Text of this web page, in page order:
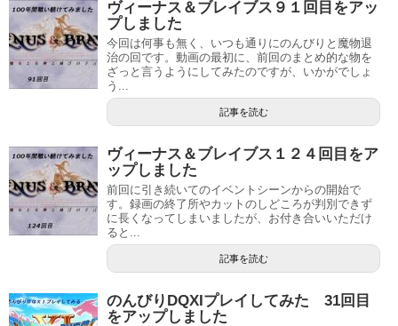
ヴィーナス＆ブレイブス９１回目をアッ
プしました
今回は何事も無く、いつも通りにのんびりと魔物退
治の回です。動画の最初に、前回のまとめ的な物を
ざっと言うようにしてみたのですが、いかがでしょ
う...
記事を読む
ヴィーナス＆ブレイブス１２４回目をア
ップしました
前回に引き続いてのイベントシーンからの開始で
す。録画の終了所やカットのしどころが判別できず
に長くなってしまいましたが、お付き合いいただけ
ると...
記事を読む
のんびりDQXIプレイしてみた 31回目
をアップしました